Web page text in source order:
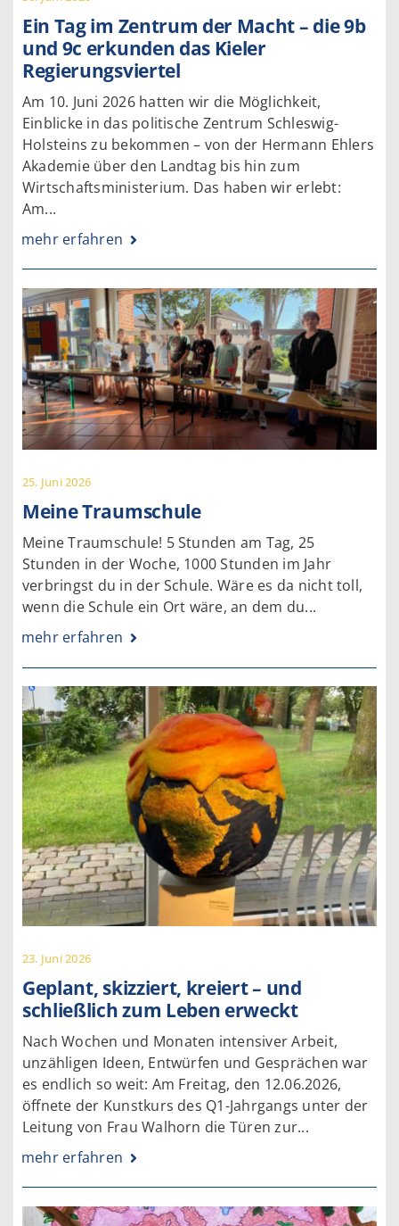
Ein Tag im Zentrum der Macht – die 9b
und 9c erkunden das Kieler
Regierungsviertel
Am 10. Juni 2026 hatten wir die Möglichkeit,
Einblicke in das politische Zentrum Schleswig-
Holsteins zu bekommen – von der Hermann Ehlers
Akademie über den Landtag bis hin zum
Wirtschaftsministerium. Das haben wir erlebt:
Am...
mehr erfahren
25. Juni 2026
Meine Traumschule
Meine Traumschule! 5 Stunden am Tag, 25
Stunden in der Woche, 1000 Stunden im Jahr
verbringst du in der Schule. Wäre es da nicht toll,
wenn die Schule ein Ort wäre, an dem du...
mehr erfahren
23. Juni 2026
Geplant, skizziert, kreiert – und
schließlich zum Leben erweckt
Nach Wochen und Monaten intensiver Arbeit,
unzähligen Ideen, Entwürfen und Gesprächen war
es endlich so weit: Am Freitag, den 12.06.2026,
öffnete der Kunstkurs des Q1-Jahrgangs unter der
Leitung von Frau Walhorn die Türen zur...
mehr erfahren